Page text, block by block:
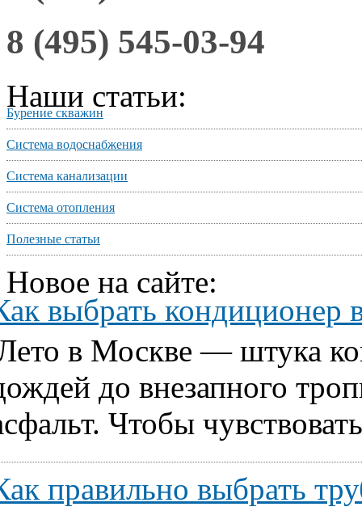
8 (495) 545-03-94
Наши статьи:
Бурение скважин
Система водоснабжения
Система канализации
Система отопления
Полезные статьи
Новое на сайте:
выбрать кондиционер
в Москве — штука
до внезапного
Чтобы
правильно выбрать